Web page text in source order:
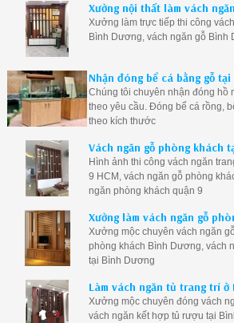
Xưởng nội thất làm vách
Xưởng làm trực tiếp thi công
Bình Dương, vách ngăn gỗ Bình
Nhận đóng bể cá bằng gỗ tại
Chúng tôi chuyên nhận đóng hồ
theo yêu cầu. Đóng bể cá rồng,
theo kích thước
Vách ngăn gỗ phòng khách
Hình ảnh thi công vách ngăn
9 HCM, vách ngăn gỗ phòng
ngăn phòng khách quận 9
Xưởng làm vách ngăn gỗ
Xưởng mộc chuyên vách ngăn
phòng khách Bình Dương, vách
tại Bình Dương
Làm vách ngăn tủ trang trí ở
Xưởng mộc chuyên đóng vách
vách ngăn kết hợp tủ rượu tại